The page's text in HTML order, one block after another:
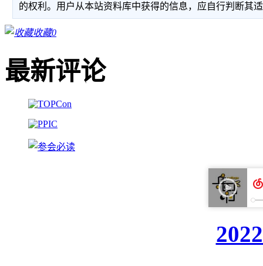
的权利。用户从本站资料库中获得的信息，应自行判断其
收藏0
最新评论